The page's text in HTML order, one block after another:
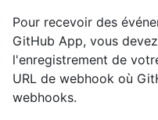
Pour recevoir des
GitHub App, vous
l'enregistrement de
URL de webhook où
webhooks.